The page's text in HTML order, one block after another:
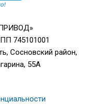
745101001
Сосновский район,
55А